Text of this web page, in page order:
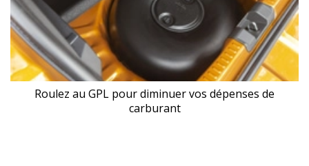
Roulez au GPL pour diminuer vos dépenses de
carburant